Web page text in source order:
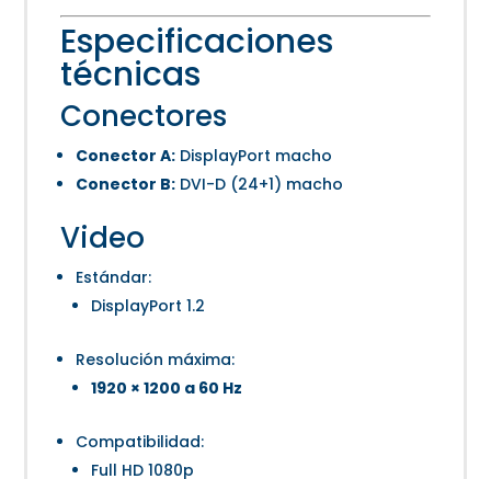
Especificaciones
técnicas
Conectores
Conector A: DisplayPort macho
Conector B: DVI-D (24+1) macho
Video
Estándar:
DisplayPort 1.2
Resolución máxima:
1920 × 1200 a 60 Hz
Compatibilidad:
Full HD 1080p